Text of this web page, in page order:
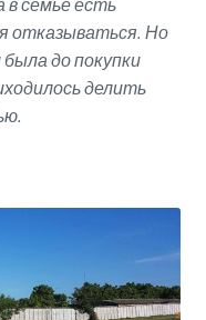
отказываться. Но
до покупки
делить